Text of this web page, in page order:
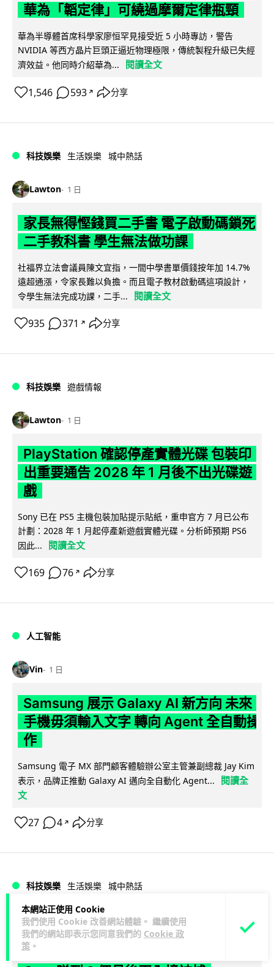
本網站正使用 Cookie
我們使用 Cookie 改善網站體驗。 繼續使用
我們的網站即表示您同意我們的 Cookie 政
策 。
華為「韜定律」可繞過摩爾定律瓶頸
華為半導體首席科學家廖恒罕見接受近 5 小時專訪，警告
NVIDIA 等西方晶片巨頭正逼近物理極限，傳統製程升級已失經
濟效益。他同時介紹華為...
閱讀全文
1,546 593 ↗ 分享
科技娛樂 生活娛樂 城中熱話
Lawton 1 日
家長無得慳錢買二手書 電子啟動碼鎖死
二手教科書 學生無法做功課
社福界立法會議員陳文宜指，一間中學書單價錢按年加 14.7%
遠超通漲，令家長難以負擔。而且電子教材啟動碼這項設計，
令學生無法完成功課，二手...
閱讀全文
935 371 ↗ 分享
科技娛樂 遊戲情報
Lawton 1 日
PlayStation 確認停產實體光碟 包裝印
出重要通告 2028 年 1 月後不出光碟遊
戲
Sony 已在 PS5 主機包裝加貼提示貼紙，重申官方 7 月已公布
計劃：2028 年 1 月起停產新遊戲實體光碟。分析師預期 PS6
因此...
閱讀全文
169 76 ↗ 分享
人工智能
Vin 1 日
Samsung 展示 Galaxy AI 新方向 未來
手機毋須輸入文字 轉向 Agent 全自動操
作
Samsung 電子 MX 部門顧客體驗辦公室主管兼副總裁 Jay Kim
表示，品牌正推動 Galaxy AI 邁向全自動化 Agent...
閱讀全
文
27 4 ↗ 分享
科技娛樂 生活娛樂 城中熱話
Lawton 1 日
港夫婦澳門的士拾相機 據為己有被的士